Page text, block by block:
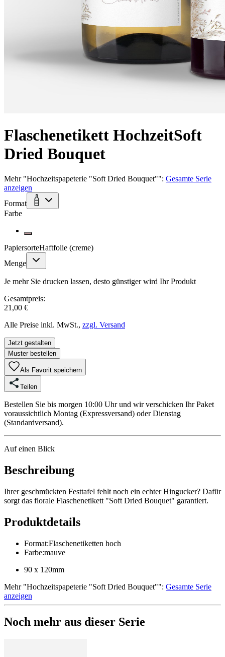
Flaschenetikett HochzeitSoft
Dried Bouquet
Mehr"Hochzeitspapeterie "Soft Dried Bouquet"": Gesamte Serie
anzeigen
Format
Farbe
PapiersorteHaftfolie (creme)
Menge
Je mehr Sie drucken lassen, desto günstiger wird Ihr Produkt
Gesamtpreis:
21,00 €
Alle Preise inkl. MwSt., zzgl. Versand
Jetzt gestalten
Muster bestellen
Als Favorit speichern
Teilen
Bestellen Sie bis morgen 10:00 Uhr und wir verschicken Ihr Paket
voraussichtlich Montag (Expressversand) oder Dienstag
(Standardversand).
Auf einen Blick
Beschreibung
Ihrer geschmückten Festtafel fehlt noch ein echter Hingucker? Dafür
sorgt das florale Flaschenetikett "Soft Dried Bouquet" garantiert.
Produktdetails
Format:Flaschenetiketten hoch
Farbe:mauve
90 x 120mm
Mehr"Hochzeitspapeterie "Soft Dried Bouquet"": Gesamte Serie
anzeigen
Noch mehr aus dieser Serie